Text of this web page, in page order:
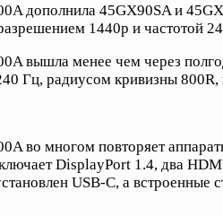
дополнила 45GX90SA и
1440p и частотой
вышла менее чем через
Гц, радиусом кривизны
во многом повторяет
DisplayPort 1.4, два
USB-C, а